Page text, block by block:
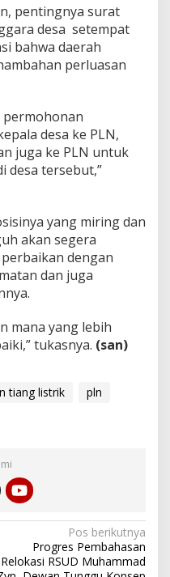
pentingnya surat
desa setempat
bahwa daerah
perluasan
permohonan
desa ke PLN,
juga ke PLN untuk
desa tersebut,”
yang miring dan
akan segera
dengan
dan juga
mana yang lebih
tukasnya. (san)
tiang listrik
pln
Pos berikutnya
Progres Pembahasan
Relokasi RSUD Muhammad